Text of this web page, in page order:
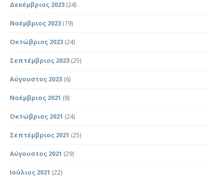
Δεκέμβριος 2023 (24)
Νοέμβριος 2023 (19)
Οκτώβριος 2023 (24)
Σεπτέμβριος 2023 (25)
Αύγουστος 2023 (6)
Νοέμβριος 2021 (8)
Οκτώβριος 2021 (24)
Σεπτέμβριος 2021 (25)
Αύγουστος 2021 (29)
Ιούλιος 2021 (22)